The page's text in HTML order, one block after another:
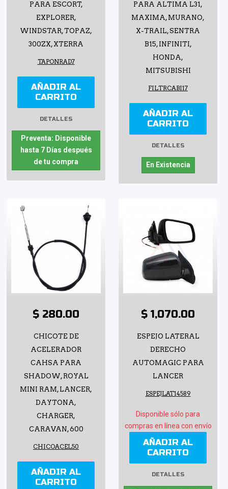
PARA ESCORT,
EXPLORER,
WINDSTAR, TOPAZ,
300ZX, XTERRA
TAPONRAD7
AÑADIR AL
CARRITO
DETALLES
Preventa: Disponible
hasta 7 Días después
de tu compra
PARA ALTIMA L31,
MAXIMA, MURANO,
X-TRAIL, SENTRA
B15, INFINITI,
HONDA,
MITSUBISHI
FILTRCABI17
AÑADIR AL
CARRITO
DETALLES
En Existencia
$ 280.00
CHICOTE DE
ACELERADOR
CAHSA PARA
SHADOW, ROYAL
MINI RAM, LANCER,
DAYTONA,
CHARGER,
CARAVAN, 600
CHICOACEL50
AÑADIR AL
CARRITO
$ 1,070.00
ESPEJO LATERAL
DERECHO
AUTOMAGIC PARA
LANCER
ESPEJLAT14589
Disponible sólo para
compras en línea con envío
AÑADIR AL
CARRITO
DETALLES